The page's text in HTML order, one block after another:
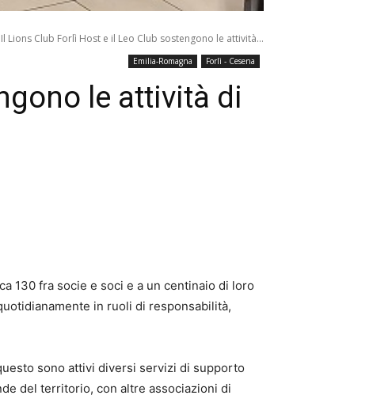
Il Lions Club Forlì Host e il Leo Club sostengono le attività...
Emilia-Romagna Forlì - Cesena
le attività di
130 fra socie e soci e a un centinaio di loro
in ruoli di responsabilità,
sono attivi diversi servizi di supporto
del territorio, con altre associazioni di